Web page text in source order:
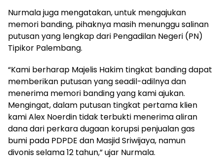
Nurmala juga mengatakan, untuk mengajukan
memori banding, pihaknya masih menunggu salinan
putusan yang lengkap dari Pengadilan Negeri (PN)
Tipikor Palembang.
“Kami berharap Majelis Hakim tingkat banding dapat
memberikan putusan yang seadil-adilnya dan
menerima memori banding yang kami ajukan.
Mengingat, dalam putusan tingkat pertama klien
kami Alex Noerdin tidak terbukti menerima aliran
dana dari perkara dugaan korupsi penjualan gas
bumi pada PDPDE dan Masjid Sriwijaya, namun
divonis selama 12 tahun,” ujar Nurmala.